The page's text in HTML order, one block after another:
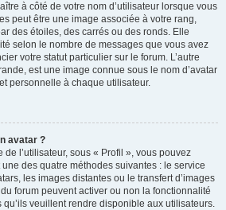
à côté de votre nom d’utilisateur lorsque vous
peut être une image associée à votre rang,
des étoiles, des carrés ou des ronds. Elle
selon le nombre de messages que vous avez
votre statut particulier sur le forum. L’autre
est une image connue sous le nom d’avatar
personnelle à chaque utilisateur.
avatar ?
l’utilisateur, sous « Profil », vous pouvez
des quatre méthodes suivantes : le service
les images distantes ou le transfert d’images
forum peuvent activer ou non la fonctionnalité
veuillent rendre disponible aux utilisateurs.